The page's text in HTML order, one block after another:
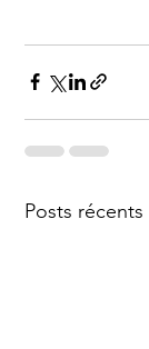
Posts récents